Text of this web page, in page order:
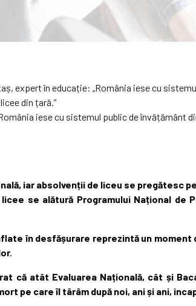
expert în educație: „România iese cu
din țară.”
iar absolvenții de liceu se
se alătură Programului Național
în desfășurare reprezintă un
că atât Evaluarea Națională, cât și
pe care îl târâm după noi, ani și ani,